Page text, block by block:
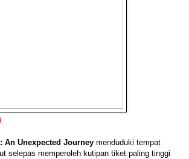
An Unexpected Journey menduduki tempat
selepas memperoleh kutipan tiket paling tinggi